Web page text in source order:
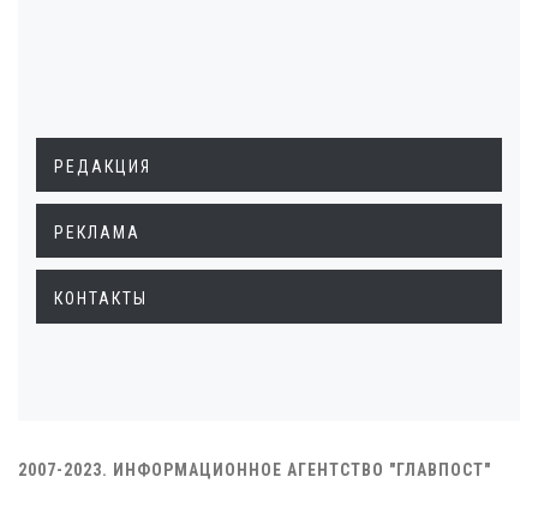
РЕДАКЦИЯ
РЕКЛАМА
КОНТАКТЫ
2007-2023. ИНФОРМАЦИОННОЕ АГЕНТСТВО "ГЛАВПОСТ"